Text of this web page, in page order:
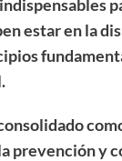
estar en la
prevención y